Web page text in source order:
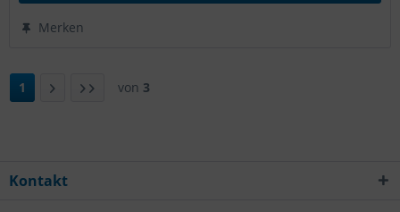
Merken
1 von 3
Kontakt